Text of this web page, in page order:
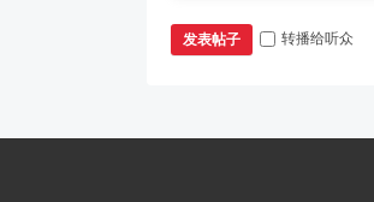
发表帖子 转播给听众